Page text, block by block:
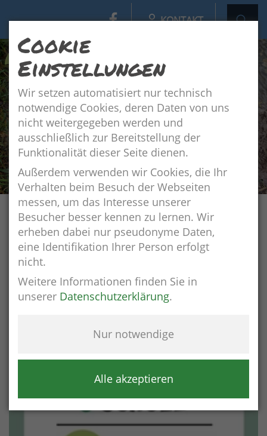
KONTAKT
Navigation
Umweltbildung / BNE
Angebote für Schulen
Cookie
Einstellungen
Wir setzen automatisiert nur technisch
notwendige Cookies, deren Daten von uns
nicht weitergegeben werden und
ausschließlich zur Bereitstellung der
Funktionalität dieser Seite dienen.
Außerdem verwenden wir Cookies, die Ihr
Verhalten beim Besuch der Webseiten
messen, um das Interesse unserer
Besucher besser kennen zu lernen. Wir
erheben dabei nur pseudonyme Daten,
eine Identifikation Ihrer Person erfolgt
nicht.
Weitere Informationen finden Sie in
unserer Datenschutzerklärung.
Nur notwendige
Alle akzeptieren